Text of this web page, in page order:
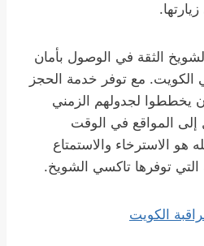
الثقة في الوصول بأمان
الكويت. مع توفر خدمة الحجز
يخططوا لجدولهم الزمني
المواقع في الوقت
هو الاسترخاء والاستمتاع
التي توفرها تاكسي الشويخ.
الكويت